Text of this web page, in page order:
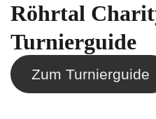
Röhrtal
Turnierguide
Zum Turnierguide